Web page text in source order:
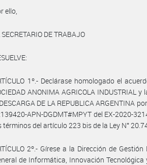
ello,
SECRETARIO DE TRABAJO
1º.- Declárase homologado el
ANONIMA AGRICOLA INDUSTRIAL y
DE LA REPUBLICA ARGENTINA
APN-DGDMT#MPYT del EX-2020-
términos del artículo 223 bis de la Ley N°
2º.- Gírese a la Dirección de
de Informática, Innovación